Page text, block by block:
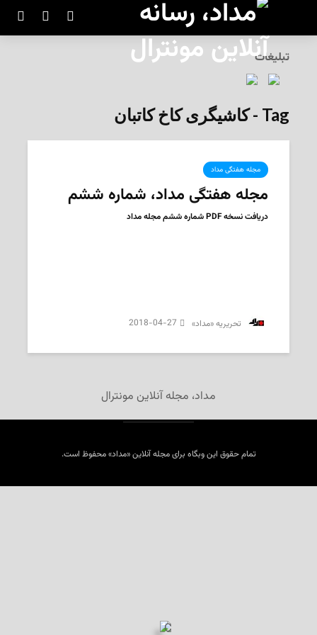
تبلیغات
Tag - کاشیگری کاخ کاتبان
مجله هفتگی مداد
مجله هفتگی مداد، شماره ششم
دریافت نسخه PDF شماره ششم مجله مداد
‌ تحریریه «مداد» 2018-04-27
مداد، مجله آنلاین مونترال
تمام حقوق این وبگاه برای مجله آنلاین «مداد» محفوظ است.